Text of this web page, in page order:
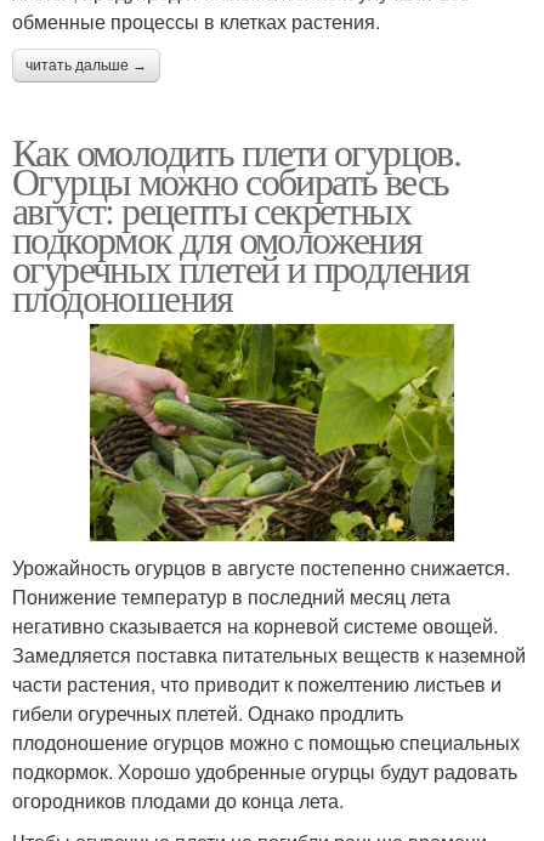
обменные процессы в клетках растения.
читать дальше →
Как омолодить плети огурцов.
Огурцы можно собирать весь
август: рецепты секретных
подкормок для омоложения
огуречных плетей и продления
плодоношения
Урожайность огурцов в августе постепенно снижается.
Понижение температур в последний месяц лета
негативно сказывается на корневой системе овощей.
Замедляется поставка питательных веществ к наземной
части растения, что приводит к пожелтению листьев и
гибели огуречных плетей. Однако продлить
плодоношение огурцов можно с помощью специальных
подкормок. Хорошо удобренные огурцы будут радовать
огородников плодами до конца лета.